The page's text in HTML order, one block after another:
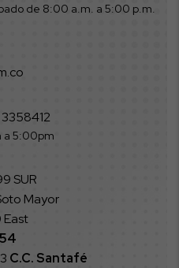
de 8:00 a.m. a 5:00 p.m.
a 5:00pm
SUR
Mayor
East
C.C. Santafé